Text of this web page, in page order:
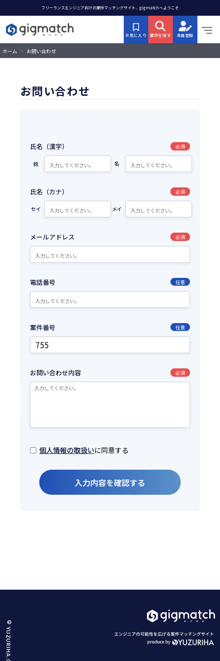
フリーランスエンジニア向けの案件マッチングサイト、gigmatchへようこそ
お気に入り 案件を探す 会員登録
ホーム > お問い合わせ
お問い合わせ
氏名（漢字） 必須
姓 名
氏名（カナ） 必須
セイ メイ
メールアドレス 必須
電話番号 任意
案件番号 任意
お問い合わせ内容 必須
個人情報の取扱いに同意する
入力内容を確認する